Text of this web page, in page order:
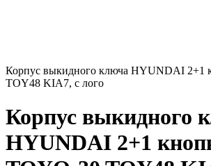
Корпус выкидного ключа HYUNDAI 2+1
TOY48 KIA7, с лого
Корпус выкидного
HYUNDAI 2+1